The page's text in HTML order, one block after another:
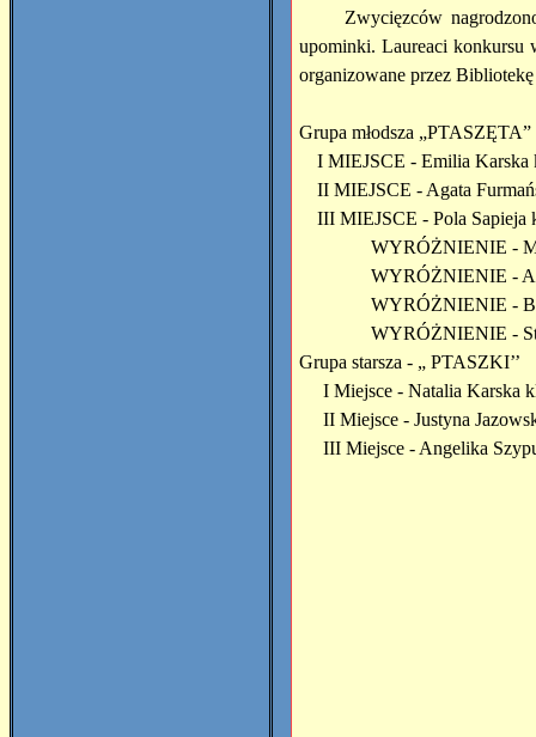
Zwycięzców
upominki. Laureaci konkursu
organizowane przez
Grupa młodsza „PTASZĘTA”
I MIEJSCE - Emilia Karska
II MIEJSCE - Agata
III MIEJSCE - Pola Sapieja
WYRÓŻNIENIE -
WYRÓŻNIENIE -
WYRÓŻNIENIE -
WYRÓŻNIENIE -
Grupa starsza - „ PTASZKI’’
I Miejsce - Natalia Karska
II Miejsce - Justyna
III Miejsce - Angelika